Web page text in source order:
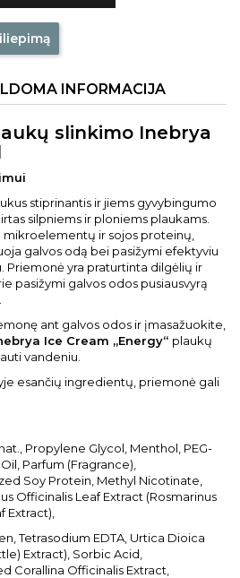
INFORMACIJA
slinkimo Inebrya
stiprinantis ir jiems gyvybingumo
silpniems ir ploniems plaukams.
mikroelementų ir sojos proteinų,
galvos odą bei pasižymi efektyviu
Priemonė yra praturtinta dilgėlių ir
pasižymi galvos odos pusiausvyrą
ant galvos odos ir įmasažuokite,
Ice Cream „Energy“ plaukų
vandeniu.
esančių ingredientų, priemonė gali
Propylene Glycol, Menthol, PEG-
Parfum (Fragrance),
Soy Protein, Methyl Nicotinate,
Officinalis Leaf Extract (Rosmarinus
Extract),
Tetrasodium EDTA, Urtica Dioica
Extract), Sorbic Acid,
Corallina Officinalis Extract,